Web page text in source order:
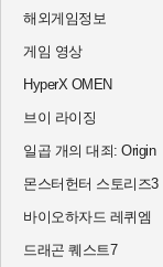
해외게임정보
게임 영상
HyperX OMEN
브이 라이징
일곱 개의 대죄: Origin
몬스터헌터 스토리즈3
바이오하자드 레퀴엠
드래곤 퀘스트7